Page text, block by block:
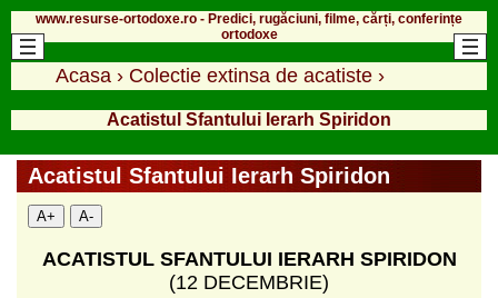
www.resurse-ortodoxe.ro - Predici, rugăciuni, filme, cărți, conferințe
ortodoxe
Acasa › Colectie extinsa de acatiste ›
Acatistul Sfantului Ierarh Spiridon
Acatistul Sfantului Ierarh Spiridon
A+ A-
ACATISTUL SFANTULUI IERARH SPIRIDON
(12 DECEMBRIE)